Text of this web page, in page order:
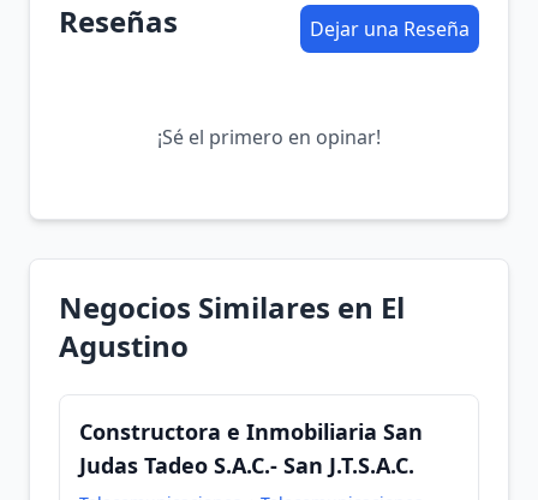
Reseñas Dejar una Reseña
¡Sé el primero en opinar!
Negocios Similares en El
Agustino
Constructora e Inmobiliaria San
Judas Tadeo S.A.C.- San J.T.S.A.C.